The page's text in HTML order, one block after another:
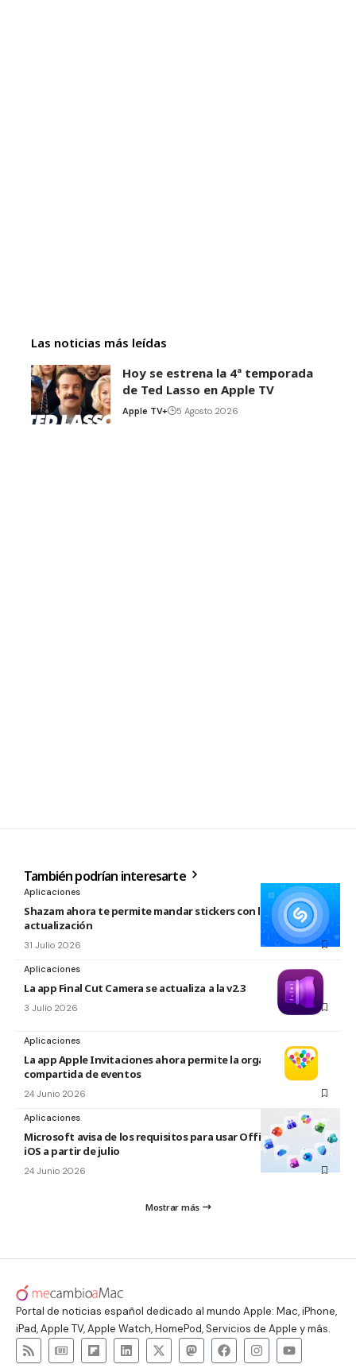
Las noticias más leídas
Hoy se estrena la 4ª temporada
de Ted Lasso en Apple TV
Apple TV+ 5 Agosto 2026
También podrían interesarte
Aplicaciones
Shazam ahora te permite mandar stickers con la nueva
actualización
31 Julio 2026
Aplicaciones
La app Final Cut Camera se actualiza a la v2.3
3 Julio 2026
Aplicaciones
La app Apple Invitaciones ahora permite la organización
compartida de eventos
24 Junio 2026
Aplicaciones
Microsoft avisa de los requisitos para usar Office en macOS y
iOS a partir de julio
24 Junio 2026
Mostrar más
Portal de noticias español dedicado al mundo Apple: Mac, iPhone,
iPad, Apple TV, Apple Watch, HomePod, Servicios de Apple y más.